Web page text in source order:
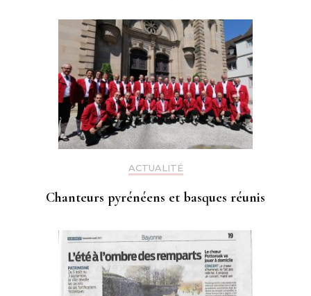
ACTUALITÉ
Chanteurs pyrénéens et basques réunis